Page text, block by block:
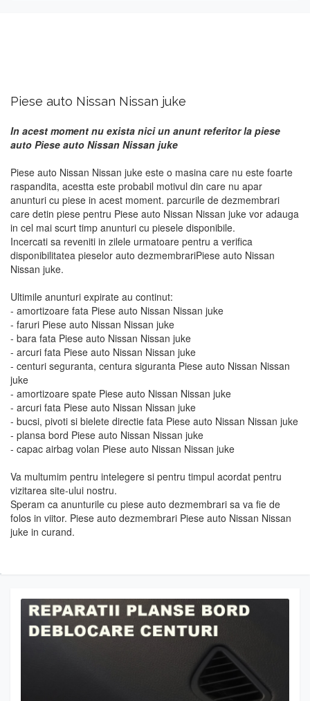
Piese auto Nissan Nissan juke
In acest moment nu exista nici un anunt referitor la piese
auto Piese auto Nissan Nissan juke
Piese auto Nissan Nissan juke este o masina care nu este foarte
raspandita, acestta este probabil motivul din care nu apar
anunturi cu piese in acest moment. parcurile de dezmembrari
care detin piese pentru Piese auto Nissan Nissan juke vor adauga
in cel mai scurt timp anunturi cu piesele disponibile.
Incercati sa reveniti in zilele urmatoare pentru a verifica
disponibilitatea pieselor auto dezmembrariPiese auto Nissan
Nissan juke.
Ultimile anunturi expirate au continut:
- amortizoare fata Piese auto Nissan Nissan juke
- faruri Piese auto Nissan Nissan juke
- bara fata Piese auto Nissan Nissan juke
- arcuri fata Piese auto Nissan Nissan juke
- centuri seguranta, centura siguranta Piese auto Nissan Nissan
juke
- amortizoare spate Piese auto Nissan Nissan juke
- arcuri fata Piese auto Nissan Nissan juke
- bucsi, pivoti si bielete directie fata Piese auto Nissan Nissan juke
- plansa bord Piese auto Nissan Nissan juke
- capac airbag volan Piese auto Nissan Nissan juke
Va multumim pentru intelegere si pentru timpul acordat pentru
vizitarea site-ului nostru.
Speram ca anunturile cu piese auto dezmembrari sa va fie de
folos in viitor. Piese auto dezmembrari Piese auto Nissan Nissan
juke in curand.